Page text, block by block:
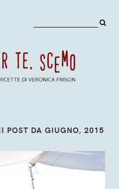
POST DA GIUGNO, 2015